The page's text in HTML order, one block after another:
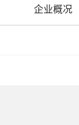
企业概况